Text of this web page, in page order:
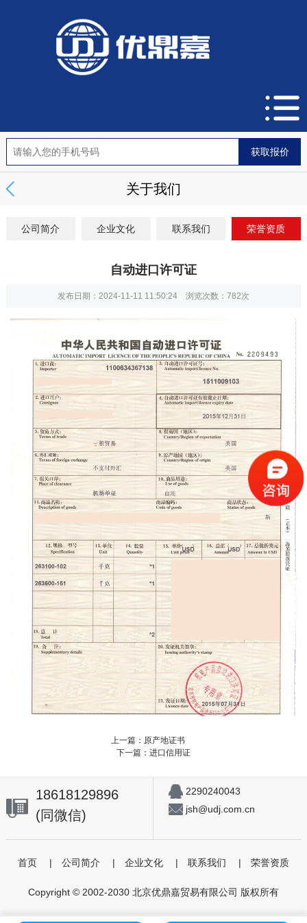
关于我们
公司简介 企业文化 联系我们 荣誉资质
自动进口许可证
发布日期：2024-11-11 11:50:24 浏览次数： 782次
上一篇：原产地证书
下一篇：进口信用证
18618129896
(同微信)
2290240043
jsh@udj.com.cn
首页 | 公司简介 | 企业文化 | 联系我们 | 荣誉资质
Copyright © 2002-2030 北京优鼎嘉贸易有限公司 版权所有